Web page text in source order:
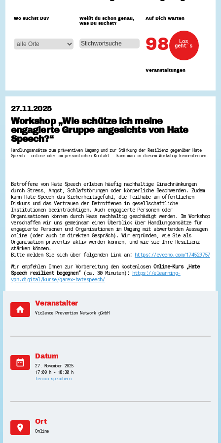
Zeig uns dein Ehrenamt
Wettbewerb | Trikotwettbewerb
Wettbewerb | 80 Jahre Hessen - Engagement
Ausgezeichnete Projekte
Engagement-Lotsen
Crowdfunding - Viele schaffen mehr
Förderprogramme
Freiwilligenmanagement
Hessen engagiert - Digitale Themenabende
Service-Learning
Mach dich schlau
GEMA-Pakt
Di@-Lotsen in Hessen
Energiepreiskrise und Ehrenamt
Flüchtlingshilfe + Integration
Generationsübergreifend aktiv
Patenschaftsprojekte
Stiftungen
Vereine, Spenden, Steuern - Gut zu Wissen
Versicherungsschutz
Downloads
Wo suchst Du?
Weißt du schon genau,
was Du suchst?
Auf Dich warten
98
Veranstaltungen
Los
geht´s
27.11.2025
Workshop „Wie schütze ich meine
engagierte Gruppe angesichts von Hate
Speech?“
Handlungsansätze zum präventiven Umgang und zur Stärkung der Resilienz gegenüber Hate
Speech - online oder im persönlichen Kontakt - kann man in diesem Workshop kennenlernen.
Betroffene von Hate Speech erleben häufig nachhaltige Einschränkungen
durch Stress, Angst, Schlafstörungen oder körperliche Beschwerden. Zudem
kann Hate Speech das Sicherheitsgefühl, die Teilhabe am öffentlichen
Diskurs und das Vertrauen der Betroffenen in gesellschaftliche
Institutionen beeinträchtigen. Auch engagierte Personen oder
Organisationen können durch Hass nachhaltig geschädigt werden. Im Workshop
verschaffen wir uns gemeinsam einen Überblick über Handlungsansätze für
engagierte Personen und Organisationen im Umgang mit abwertenden Aussagen
online (oder auch im direkten Gespräch). Wir ergründen, wie Sie als
Organisation präventiv aktiv werden können, und wie sie Ihre Resilienz
stärken können.
Bitte melden Sie sich über folgenden Link an: https://eveeno.com/174529757
Wir empfehlen Ihnen zur Vorbereitung den kostenlosenOnline-Kurs „Hate
Speech resilient begegnen“(ca. 30 Minuten): https://elearning-
vpn.digital/kurse/garex-hatespeech/
home
Veranstalter
Violence Prevention Network gGmbH
date_range
Datum
27. November 2025
17:00 h - 18:30 h
Termin speichern
location_on
Ort
Online